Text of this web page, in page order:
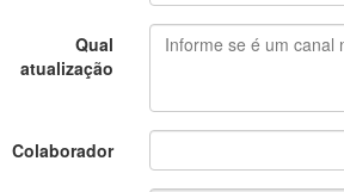
Qual
atualização
Colaborador